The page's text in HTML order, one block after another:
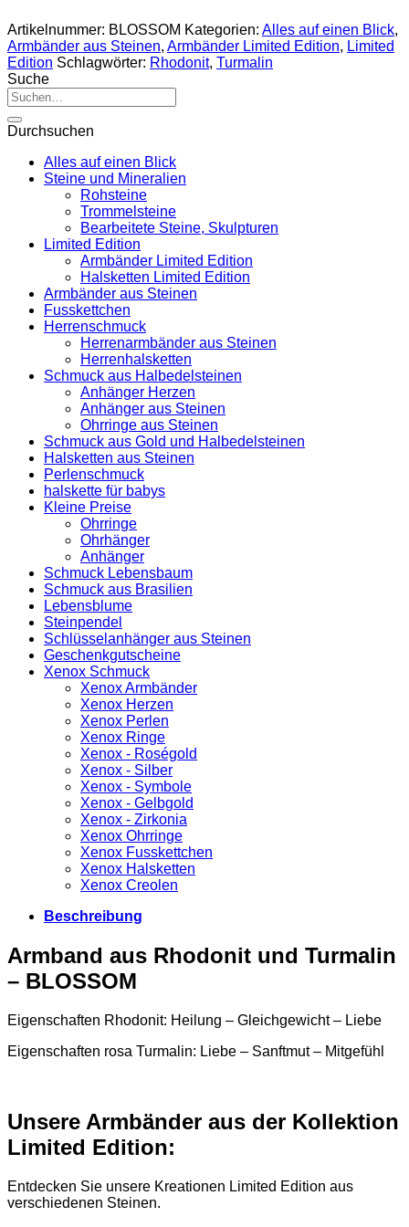
Artikelnummer: BLOSSOM Kategorien: Alles auf einen Blick,
Armbänder aus Steinen, Armbänder Limited Edition, Limited
Edition Schlagwörter: Rhodonit, Turmalin
Suche
Suche
nach:
Durchsuchen
Alles auf einen Blick
Steine und Mineralien
Rohsteine
Trommelsteine
Bearbeitete Steine, Skulpturen
Limited Edition
Armbänder Limited Edition
Halsketten Limited Edition
Armbänder aus Steinen
Fusskettchen
Herrenschmuck
Herrenarmbänder aus Steinen
Herrenhalsketten
Schmuck aus Halbedelsteinen
Anhänger Herzen
Anhänger aus Steinen
Ohrringe aus Steinen
Schmuck aus Gold und Halbedelsteinen
Halsketten aus Steinen
Perlenschmuck
halskette für babys
Kleine Preise
Ohrringe
Ohrhänger
Anhänger
Schmuck Lebensbaum
Schmuck aus Brasilien
Lebensblume
Steinpendel
Schlüsselanhänger aus Steinen
Geschenkgutscheine
Xenox Schmuck
Xenox Armbänder
Xenox Herzen
Xenox Perlen
Xenox Ringe
Xenox - Roségold
Xenox - Silber
Xenox - Symbole
Xenox - Gelbgold
Xenox - Zirkonia
Xenox Ohrringe
Xenox Fusskettchen
Xenox Halsketten
Xenox Creolen
Beschreibung
Armband aus Rhodonit und Turmalin
– BLOSSOM
Eigenschaften Rhodonit: Heilung – Gleichgewicht – Liebe
Eigenschaften rosa Turmalin: Liebe – Sanftmut – Mitgefühl
Unsere Armbänder aus der Kollektion
Limited Edition:
Entdecken Sie unsere Kreationen Limited Edition aus
verschiedenen Steinen.